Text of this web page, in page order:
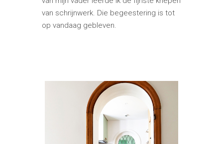
van schrijnwerk. Die begeestering is tot
op vandaag gebleven.